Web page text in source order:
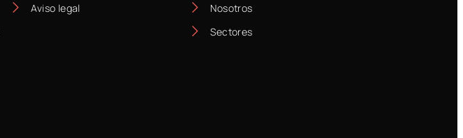
Aviso legal
Nosotros
Sectores